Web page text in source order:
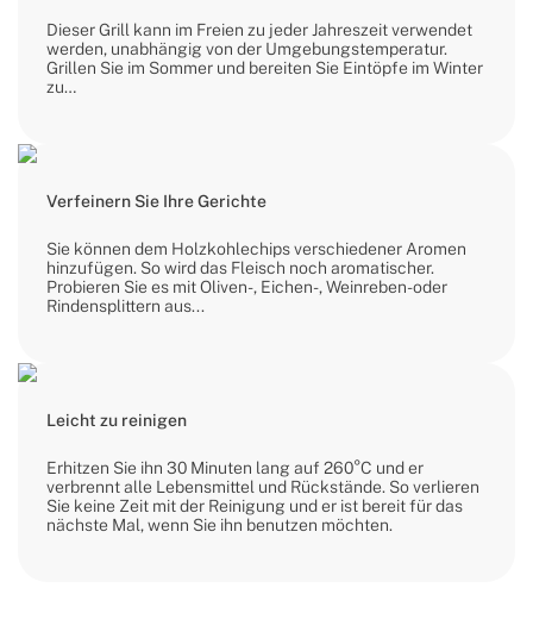
Dieser Grill kann im Freien zu jeder Jahreszeit verwendet
werden, unabhängig von der Umgebungstemperatur.
Grillen Sie im Sommer und bereiten Sie Eintöpfe im Winter
zu…
Verfeinern Sie Ihre Gerichte
Sie können dem Holzkohlechips verschiedener Aromen
hinzufügen. So wird das Fleisch noch aromatischer.
Probieren Sie es mit Oliven-, Eichen-, Weinreben- oder
Rindensplittern aus...
Leicht zu reinigen
Erhitzen Sie ihn 30 Minuten lang auf 260°C und er
verbrennt alle Lebensmittel und Rückstände. So verlieren
Sie keine Zeit mit der Reinigung und er ist bereit für das
nächste Mal, wenn Sie ihn benutzen möchten.